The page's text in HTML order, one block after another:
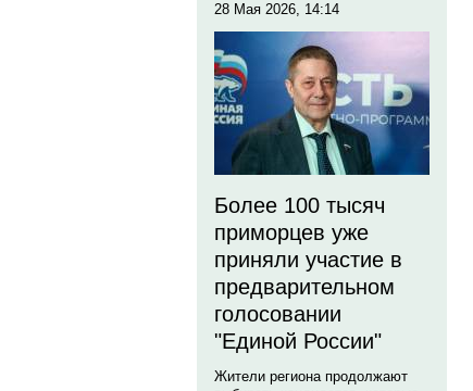
28 Мая 2026, 14:14
Более 100 тысяч
приморцев уже
приняли участие в
предварительном
голосовании
"Единой России"
Жители региона продолжают